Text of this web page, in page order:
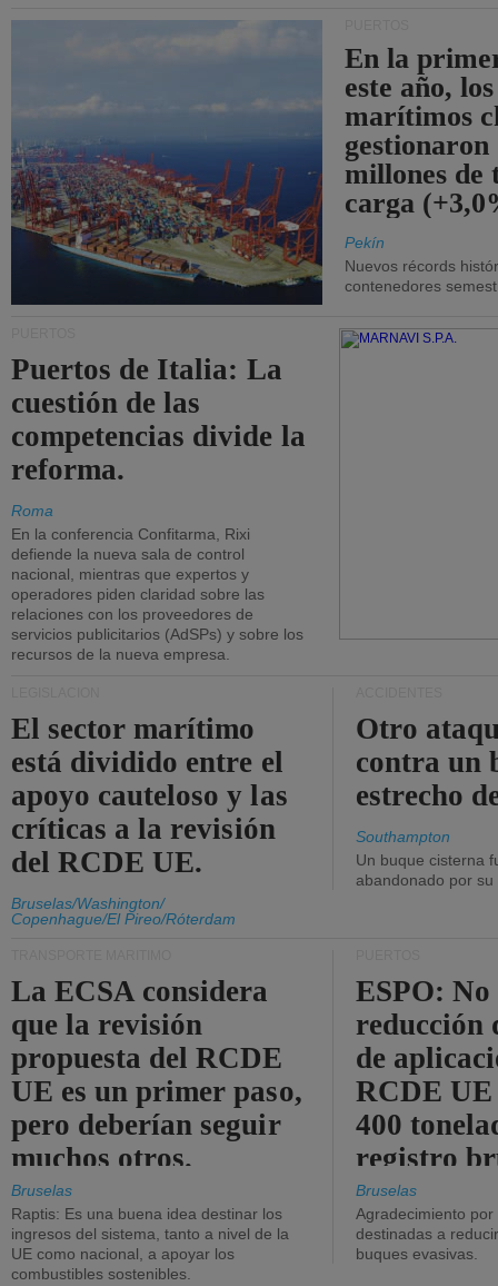
En la
este año,
marítimos
gestionaron
millones de
carga
Pekín
Nuevos récords
contenedores
Puertos de Italia: La
cuestión de las
competencias divide la
reforma.
Roma
En la conferencia Confitarma, Rixi
defiende la nueva sala de control
nacional, mientras que expertos y
operadores piden claridad sobre las
relaciones con los proveedores de
servicios publicitarios (AdSPs) y sobre los
recursos de la nueva empresa.
El sector marítimo
está dividido entre el
apoyo cauteloso y las
críticas a la revisión
del RCDE UE.
Bruselas/Washington/
Copenhague/El Pireo/Róterdam
Otro
contra un
estrecho
Southampton
Un buque cisterna
abandonado por su
La ECSA considera
que la revisión
propuesta del RCDE
UE es un primer paso,
pero deberían seguir
muchos otros.
Bruselas
Raptis: Es una buena idea destinar los
ingresos del sistema, tanto a nivel de la
UE como nacional, a apoyar los
combustibles sostenibles.
ESPO: No
reducción
de
RCDE UE
400
registro
Bruselas
Agradecimiento
destinadas a
buques evasivas.